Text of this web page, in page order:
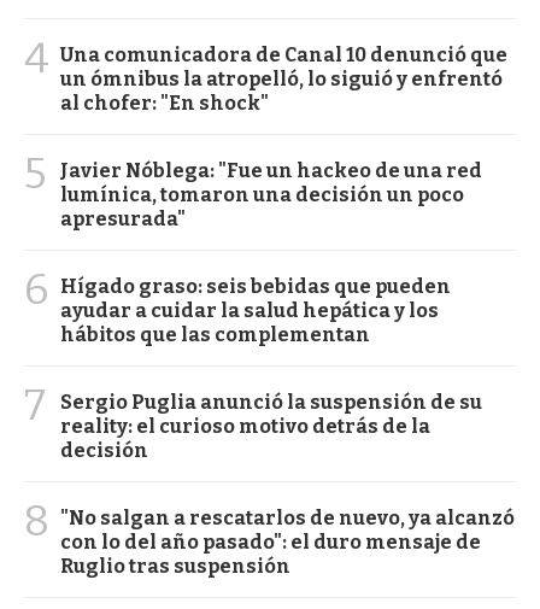
4 Una comunicadora de Canal 10 denunció que
un ómnibus la atropelló, lo siguió y enfrentó
al chofer: "En shock"
5
Javier Nóblega: "Fue un hackeo de una red
lumínica, tomaron una decisión un poco
apresurada"
6
Hígado graso: seis bebidas que pueden
ayudar a cuidar la salud hepática y los
hábitos que las complementan
7
Sergio Puglia anunció la suspensión de su
reality: el curioso motivo detrás de la
decisión
8
"No salgan a rescatarlos de nuevo, ya alcanzó
con lo del año pasado": el duro mensaje de
Ruglio tras suspensión